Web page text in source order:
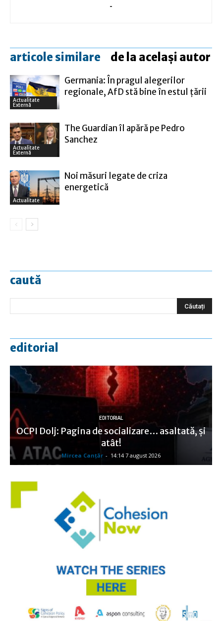
-
articole similare de la același autor
Actualitate
Externă
Germania: În pragul alegerilor
regionale, AfD stă bine în estul ţării
Actualitate
Externă
The Guardian îl apără pe Pedro
Sanchez
Actualitate
Noi măsuri legate de criza
energetică
caută
editorial
EDITORIAL
OCPI Dolj: Pagina de socializare… asaltată, şi
atât!
Mircea Canţăr - 14:14 7 august 2026